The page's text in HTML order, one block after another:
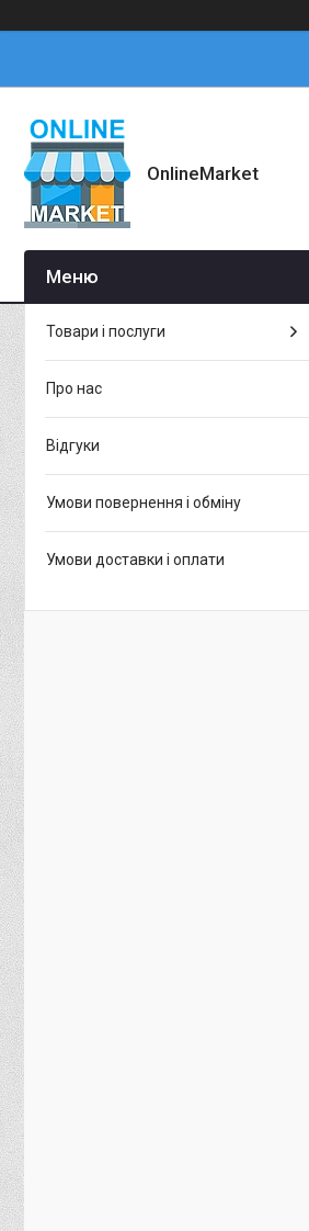
OnlineMarket
Товари і послуги
Про нас
Відгуки
Умови повернення і обміну
Умови доставки і оплати